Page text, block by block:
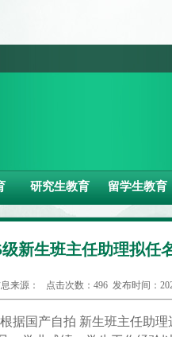
研究生教育 留学生教育
级新生班主任助理拟任
来源： 点击次数： 496发布时间：
据国产自拍 新生班主任助